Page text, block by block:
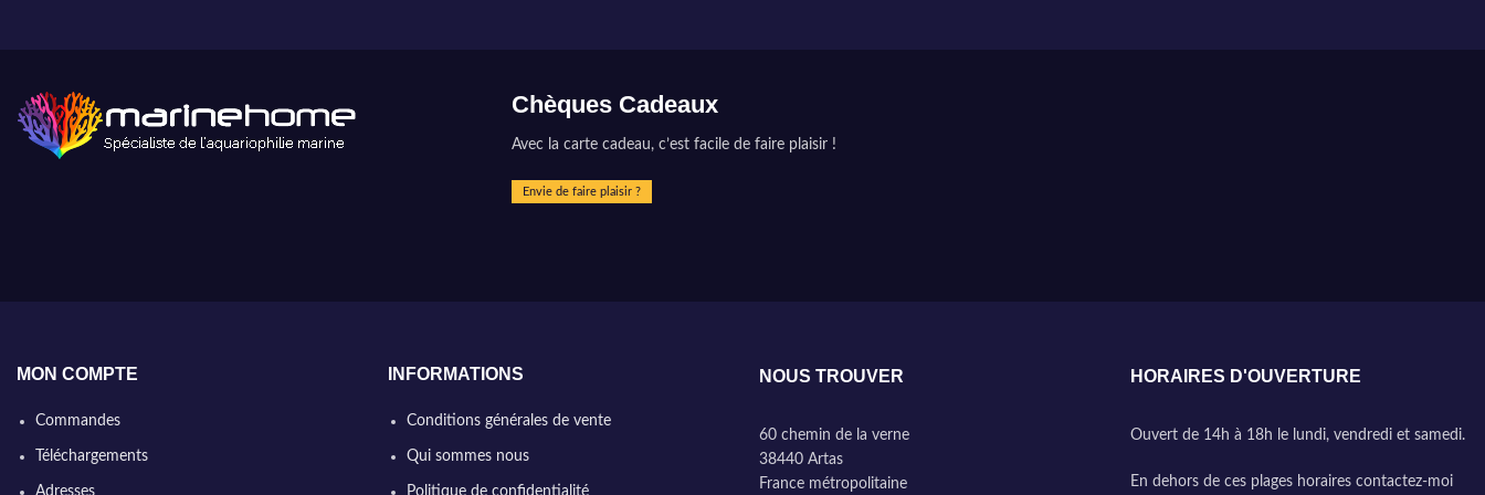
Chèques Cadeaux
Avec la carte cadeau, c’est facile de faire plaisir !
Envie de faire plaisir ?
MON COMPTE
Commandes
Téléchargements
Adresses
INFORMATIONS
Conditions générales de vente
Qui sommes nous
Politique de confidentialité
NOUS TROUVER
60 chemin de la verne
38440 Artas
France métropolitaine
HORAIRES D'OUVERTURE
Ouvert de 14h à 18h le lundi, vendredi et samedi.
En dehors de ces plages horaires contactez-moi